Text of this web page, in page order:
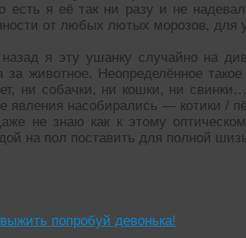
есть я её так ни разу и не
от любых лютых морозов, для
я эту ушанку случайно на
за животное. Неопределённое
ни собачки, ни кошки, ни
явления насобирались — котики /
не знаю как к этому
на пол поставить для полной
попробуй девонька!